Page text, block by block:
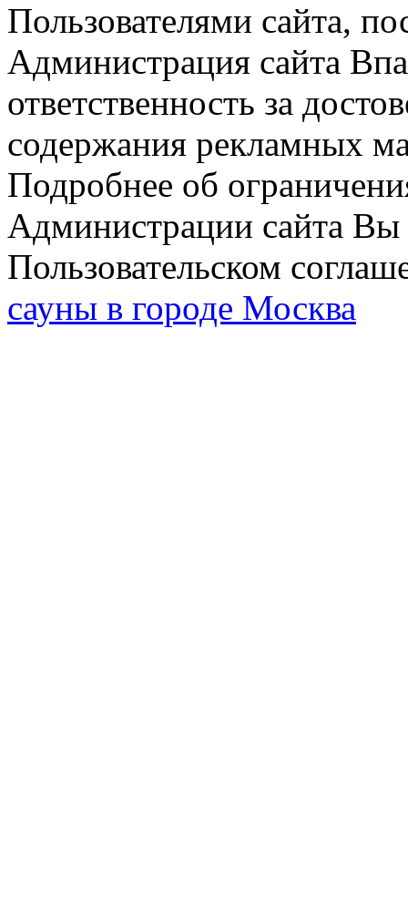
Пользователями сайта,
Администрация сайта
ответственность за
содержания рекламных
Подробнее об
Администрации сайта Вы
Пользовательском
сауны в городе Москва